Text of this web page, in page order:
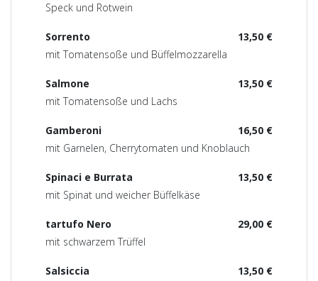
Speck und Rotwein
13,50 €
Sorrento
mit Tomatensoße und Büffelmozzarella
13,50 €
Salmone
mit Tomatensoße und Lachs
16,50 €
Gamberoni
mit Garnelen, Cherrytomaten und Knoblauch
13,50 €
Spinaci e Burrata
mit Spinat und weicher Büffelkäse
29,00 €
tartufo Nero
mit schwarzem Trüffel
13,50 €
Salsiccia